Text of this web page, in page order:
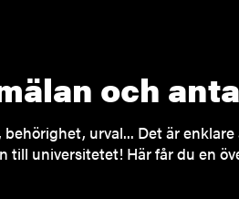
och
behörighet, urval... Det är
till universitetet! Här får du en